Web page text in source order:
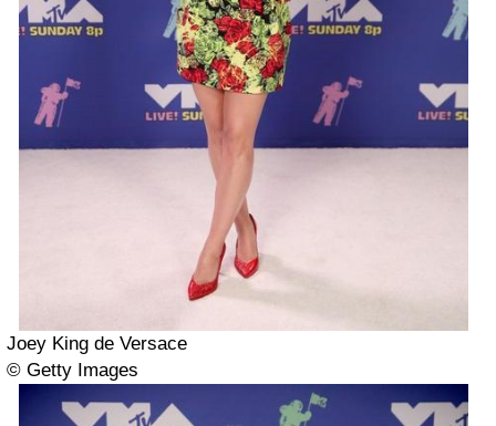
Joey King de Versace
© Getty Images